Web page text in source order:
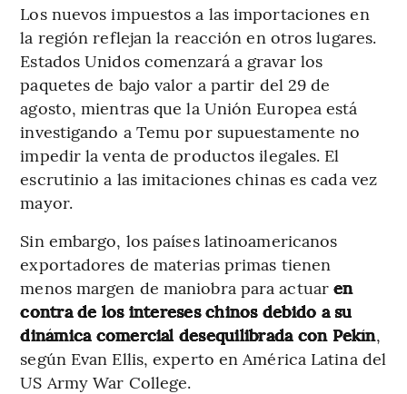
Los nuevos impuestos a las importaciones en
la región reflejan la reacción en otros lugares.
Estados Unidos comenzará a gravar los
paquetes de bajo valor a partir del 29 de
agosto, mientras que la Unión Europea está
investigando a Temu por supuestamente no
impedir la venta de productos ilegales. El
escrutinio a las imitaciones chinas es cada vez
mayor.
Sin embargo, los países latinoamericanos
exportadores de materias primas tienen
menos margen de maniobra para actuar en
contra de los intereses chinos debido a su
dinámica comercial desequilibrada con Pekín,
según Evan Ellis, experto en América Latina del
US Army War College.